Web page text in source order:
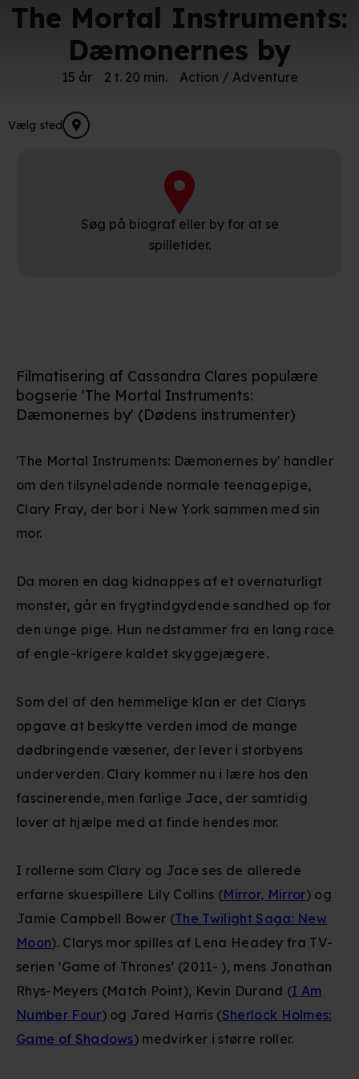
The Mortal Instruments:
Dæmonernes by
15 år 2 t. 20 min. Action / Adventure
Vælg sted
Søg på biograf eller by for at se
spilletider.
Filmatisering af Cassandra Clares populære
bogserie 'The Mortal Instruments:
Dæmonernes by' (Dødens instrumenter)
'The Mortal Instruments: Dæmonernes by' handler
om den tilsyneladende normale teenagepige,
Clary Fray, der bor i New York sammen med sin
mor.
Da moren en dag kidnappes af et overnaturligt
monster, går en frygtindgydende sandhed op for
den unge pige. Hun nedstammer fra en lang race
af engle-krigere kaldet skyggejægere.
Som del af den hemmelige klan er det Clarys
opgave at beskytte verden imod de mange
dødbringende væsener, der lever i storbyens
underverden. Clary kommer nu i lære hos den
fascinerende, men farlige Jace, der samtidig
lover at hjælpe med at finde hendes mor.
I rollerne som Clary og Jace ses de allerede
erfarne skuespillere Lily Collins (Mirror, Mirror) og
Jamie Campbell Bower (The Twilight Saga: New
Moon). Clarys mor spilles af Lena Headey fra TV-
serien ’Game of Thrones’ (2011- ), mens Jonathan
Rhys-Meyers (Match Point), Kevin Durand (I Am
Number Four) og Jared Harris (Sherlock Holmes:
Game of Shadows) medvirker i større roller.